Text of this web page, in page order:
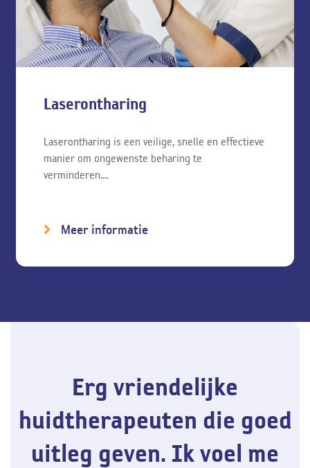
gesloten is. De behandeling is niet voor iedereen hetzelfde en
hangt af van de oorzaak en andere factoren. Tijdens een
intakegesprek onderzoeken we de huid en haren en stellen een
persoonlijk behandelplan op waarin rekening wordt gehouden
Laserontharing
Laserontharing is een veilige, snelle en effectieve
manier om ongewenste beharing te
verminderen....
Meer informatie
Erg vriendelijke
huidtherapeuten die goed
uitleg geven. Ik voel me